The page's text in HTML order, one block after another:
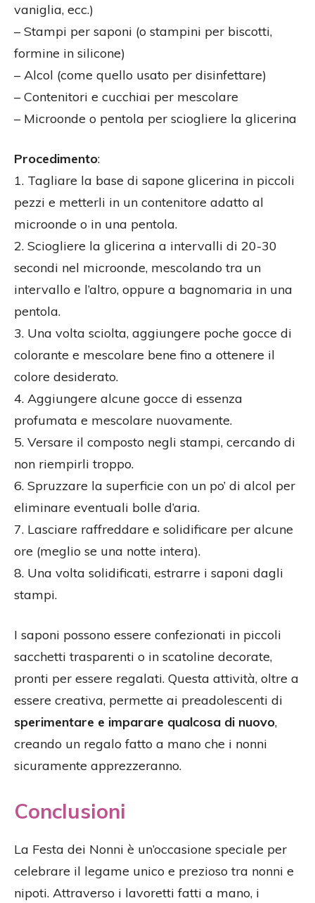
vaniglia, ecc.)
– Stampi per saponi (o stampini per biscotti,
formine in silicone)
– Alcol (come quello usato per disinfettare)
– Contenitori e cucchiai per mescolare
– Microonde o pentola per sciogliere la glicerina
Procedimento:
1. Tagliare la base di sapone glicerina in piccoli
pezzi e metterli in un contenitore adatto al
microonde o in una pentola.
2. Sciogliere la glicerina a intervalli di 20-30
secondi nel microonde, mescolando tra un
intervallo e l’altro, oppure a bagnomaria in una
pentola.
3. Una volta sciolta, aggiungere poche gocce di
colorante e mescolare bene fino a ottenere il
colore desiderato.
4. Aggiungere alcune gocce di essenza
profumata e mescolare nuovamente.
5. Versare il composto negli stampi, cercando di
non riempirli troppo.
6. Spruzzare la superficie con un po’ di alcol per
eliminare eventuali bolle d’aria.
7. Lasciare raffreddare e solidificare per alcune
ore (meglio se una notte intera).
8. Una volta solidificati, estrarre i saponi dagli
stampi.
I saponi possono essere confezionati in piccoli
sacchetti trasparenti o in scatoline decorate,
pronti per essere regalati. Questa attività, oltre a
essere creativa, permette ai preadolescenti di
sperimentare e imparare qualcosa di nuovo,
creando un regalo fatto a mano che i nonni
sicuramente apprezzeranno.
Conclusioni
La Festa dei Nonni è un’occasione speciale per
celebrare il legame unico e prezioso tra nonni e
nipoti. Attraverso i lavoretti fatti a mano, i